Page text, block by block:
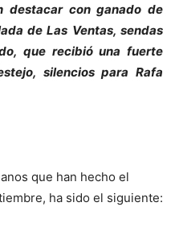
destacar con ganado de
de Las Ventas, sendas
que recibió una fuerte
silencios para Rafa
que han hecho el
ha sido el siguiente: